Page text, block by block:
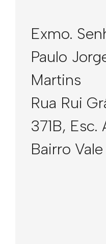
Exmo.
Paulo
Martins
Rua Rui
371B, Esc.
Bairro